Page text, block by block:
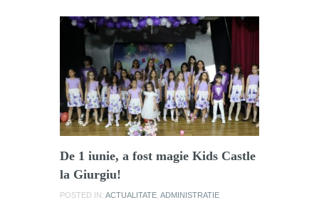
De 1 iunie, a fost magie Kids Castle
la Giurgiu!
POSTED IN: ACTUALITATE ADMINISTRATIE